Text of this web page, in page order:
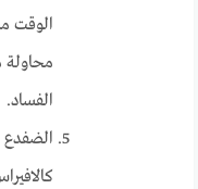
الوقت
الفساد.
الضفدع